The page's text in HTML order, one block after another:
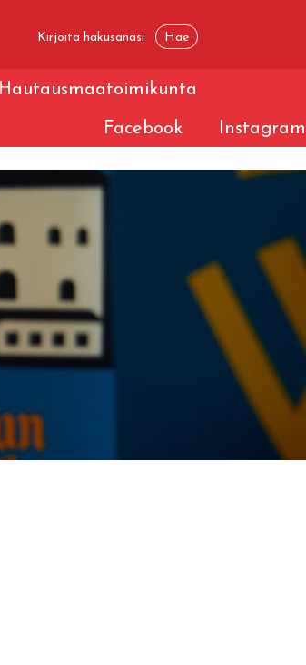
Hautausmaatoimikunta
Facebook Instagram